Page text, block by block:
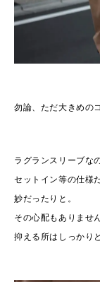
勿論、ただ大きめの
ラグランスリーブな
セットイン等の仕様
妙だったりと。
その心配もありません
抑える所はしっかり